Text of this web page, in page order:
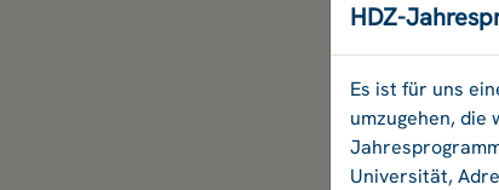
HDZ-
Es ist für uns
umzugehen, die
Universität,